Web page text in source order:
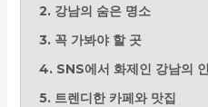
2. 강남의 숨은 명소
3. 꼭 가봐야 할 곳
4. SNS에서 화제인 강남의
5. 트렌디한 카페와 맛집